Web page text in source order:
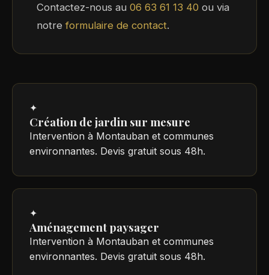
Contactez-nous au 06 63 61 13 40 ou via
notreformulaire de contact.
✦
Création de jardin sur mesure
Intervention à Montauban et communes
environnantes. Devis gratuit sous 48h.
✦
Aménagement paysager
Intervention à Montauban et communes
environnantes. Devis gratuit sous 48h.